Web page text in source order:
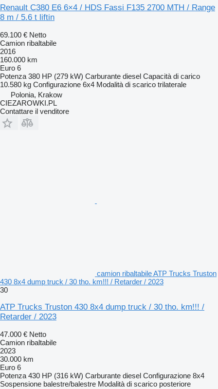
Renault C380 E6 6×4 / HDS Fassi F135 2700 MTH / Range
8 m / 5.6 t liftin
69.100 € Netto
Camion ribaltabile
2016
160.000 km
Euro 6
Potenza 380 HP (279 kW) Carburante diesel Capacità di carico
10.580 kg Configurazione 6x4 Modalità di scarico trilaterale
Polonia, Krakow
CIEZAROWKI.PL
Contattare il venditore
camion ribaltabile ATP Trucks Truston
430 8x4 dump truck / 30 tho. km!!! / Retarder / 2023
30
ATP Trucks Truston 430 8x4 dump truck / 30 tho. km!!! /
Retarder / 2023
47.000 € Netto
Camion ribaltabile
2023
30.000 km
Euro 6
Potenza 430 HP (316 kW) Carburante diesel Configurazione 8x4
Sospensione balestre/balestre Modalità di scarico posteriore